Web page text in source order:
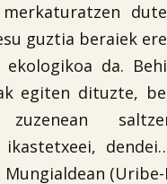
merkaturatzen
guztia beraiek
ekologikoa da.
egiten dituzte,
ikastetxeei,